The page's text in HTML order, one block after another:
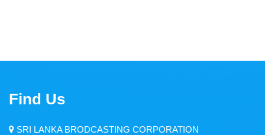
Find Us
SRI LANKA BRODCASTING CORPORATION